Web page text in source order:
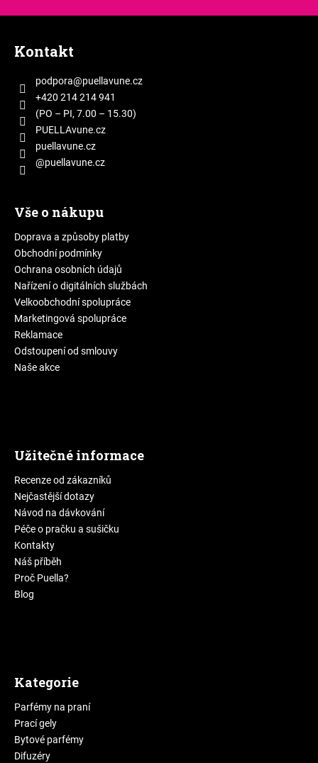
k
Kontakt
podpora@puellavune.cz
+420 214 214 941
(PO – PI, 7.00 – 15.30)
PUELLAvune.cz
puellavune.cz
@puellavune.cz
Vše o nákupu
Doprava a způsoby platby
Obchodní podmínky
Ochrana osobních údajů
Nařízení o digitálních službách
Velkoobchodní spolupráce
Marketingová spolupráce
Reklamace
Odstoupení od smlouvy
Naše akce
Užitečné informace
Recenze od zákazníků
Nejčastější dotazy
Návod na dávkování
Péče o pračku a sušičku
Kontakty
Náš příběh
Proč Puella?
Blog
Kategorie
Parfémy na praní
Prací gely
Bytové parfémy
Difuzéry